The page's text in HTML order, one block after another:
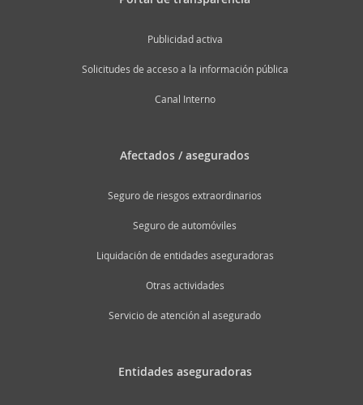
Publicidad activa
Solicitudes de acceso a la información pública
Canal Interno
Afectados / asegurados
Seguro de riesgos extraordinarios
Seguro de automóviles
Liquidación de entidades aseguradoras
Otras actividades
Servicio de atención al asegurado
Entidades aseguradoras